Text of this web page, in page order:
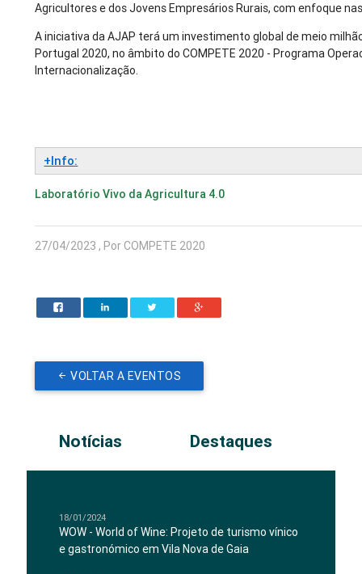
Agricultores e dos Jovens Empresários Rurais, com enfoque
A iniciativa da AJAP terá um investimento global de meio
Portugal 2020, no âmbito do COMPETE 2020 - Programa
Internacionalização.
+Info:
Laboratório Vivo da Agricultura 4.0
27/04/2023 , Por COMPETE 2020
VOLTAR A EVENTOS
Notícias Destaques
18/01/2024
WOW - World of Wine: Projeto de turismo vínico
e gastronómico em Vila Nova de Gaia